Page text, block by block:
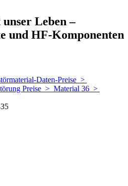
Leben –
und HF-Komponenten
Daten-Preise >
Preise > Material 36 >